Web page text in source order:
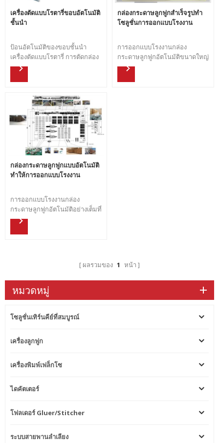
เครื่องตัดแบบโรตารี่ขอบอัตโนมัติ
ชั้นนำ
ป้อนอัตโนมัติของขอบชั้นนำ
เครื่องตัดแบบโรตารี่ การตัดกล่อง
กระดาษอย่างแม่นยำ
กล่องกระดาษลูกฟูกสำเร็จรูปทำ
โซลูชั่นการออกแบบโรงงาน
การออกแบบโรงงานกล่อง
กระดาษลูกฟูกอัตโนมัติขนาดใหญ่
ตอบโจทย์ความต้องการบรรจุ
กล่องกระดาษลูกฟูกแบบอัตโนมัติ
ทำให้การออกแบบโรงงาน
การออกแบบโรงงานกล่อง
กระดาษลูกฟูกอัตโนมัติอย่างเต็มที่
โซลูชันการออกแบบเลย์เอาต์แบบ
ผลรวมของ 1 หน้า
หมวดหมู่
โซลูชั่นเทิร์นคีย์ที่สมบูรณ์
เครื่องลูกฟูก
เครื่องพิมพ์เฟล็กโซ
ไดคัตเตอร์
โฟลเดอร์ Gluer/Stitcher
ระบบสายพานลำเลียง